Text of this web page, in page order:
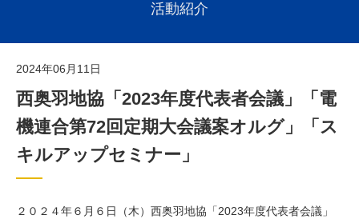
活動紹介
2024年06月11日
西奥羽地協「2023年度代表者会議」「電
機連合第72回定期大会議案オルグ」「ス
キルアップセミナー」
２０２４年６月６日（木）西奥羽地協「2023年度代表者会議」